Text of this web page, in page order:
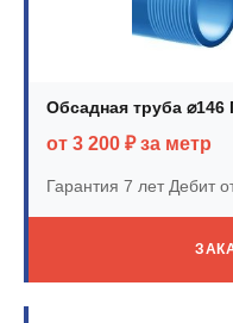
Обсадная труба ⌀146
от 3 200 ₽ за метр
Гарантия 7 летДебит